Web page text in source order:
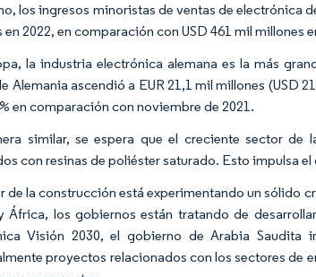
los ingresos minoristas de ventas de electrónica
en 2022, en comparación con USD 461 mil millones
la industria electrónica alemana es la más
Alemania ascendió a EUR 21,1 mil millones (USD
en comparación con noviembre de 2021.
similar, se espera que el creciente sector
con resinas de poliéster saturado. Esto impulsa
de la construcción está experimentando un sólido
África, los gobiernos están tratando de
Visión 2030, el gobierno de Arabia Saudita
proyectos relacionados con los sectores de